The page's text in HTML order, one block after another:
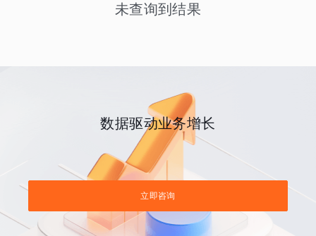
未查询到结果
数据驱动业务增长
立即咨询